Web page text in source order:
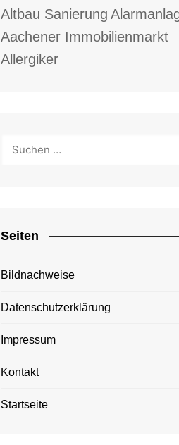
Altbau Sanierung
Aachener Immobilienmarkt
Allergiker
Seiten
Bildnachweise
Datenschutzerklärung
Impressum
Kontakt
Startseite